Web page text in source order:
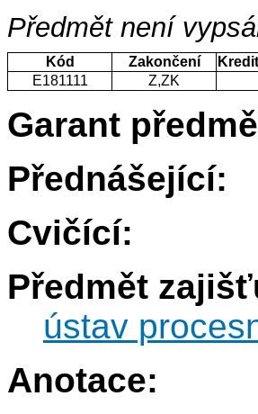
Předmět není
Kód Zakončení
E181111
Z,ZK
Garant
Přednášející:
Cvičící:
Předmět
ústav
Anotace: